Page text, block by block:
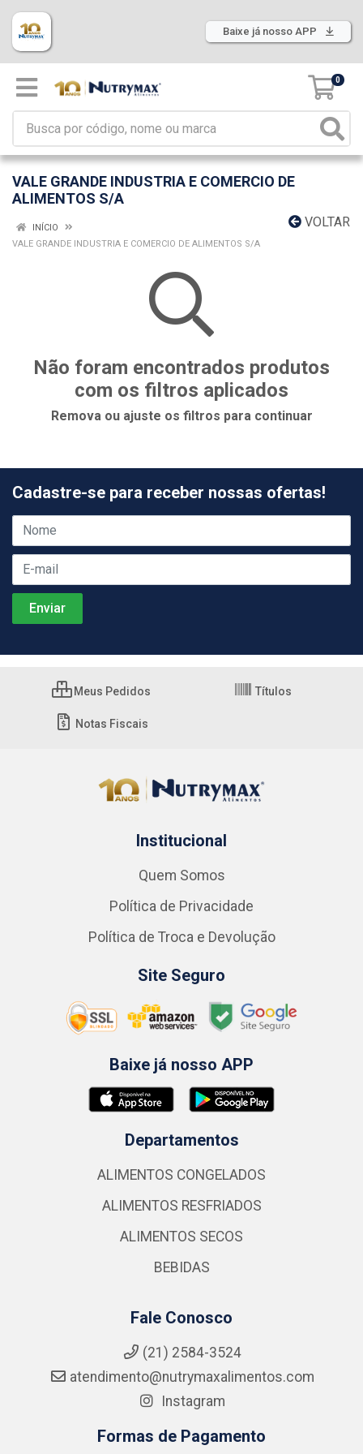
Baixe já nosso APP
0
VALE GRANDE INDUSTRIA E COMERCIO DE
ALIMENTOS S/A
VOLTAR
INÍCIO
VALE GRANDE INDUSTRIA E COMERCIO DE ALIMENTOS S/A
Não foram encontrados produtos
com os filtros aplicados
Remova ou ajuste os filtros para continuar
Cadastre-se para receber nossas ofertas!
Meus Pedidos Títulos
Notas Fiscais
Institucional
Quem Somos
Política de Privacidade
Política de Troca e Devolução
Site Seguro
Baixe já nosso APP
Departamentos
ALIMENTOS CONGELADOS
ALIMENTOS RESFRIADOS
ALIMENTOS SECOS
BEBIDAS
Fale Conosco
(21) 2584-3524
atendimento@nutrymaxalimentos.com
Instagram
Formas de Pagamento